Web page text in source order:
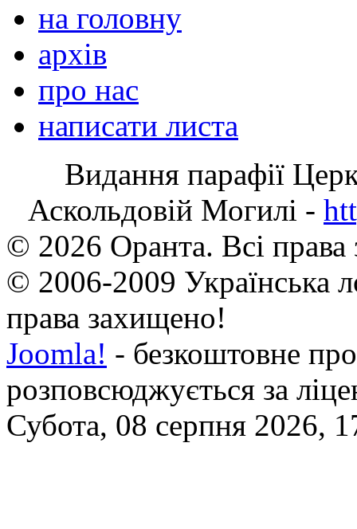
на головну
архів
про нас
написати листа
Видання парафії
Аскольдовій Могилі -
© 2026 Оранта. Всі
© 2006-2009 Українська
права захищено!
Joomla! - безкоштовне
розповсюджується за
Субота, 08 серпня 2026,